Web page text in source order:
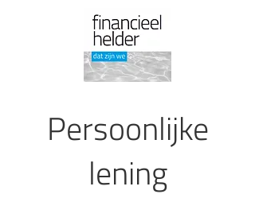
Persoonlijke
lening